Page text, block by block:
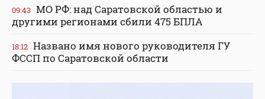
09:43 МО РФ: над Саратовской областью и
другими регионами сбили 475 БПЛА
18:12 Названо имя нового руководителя ГУ
ФССП по Саратовской области